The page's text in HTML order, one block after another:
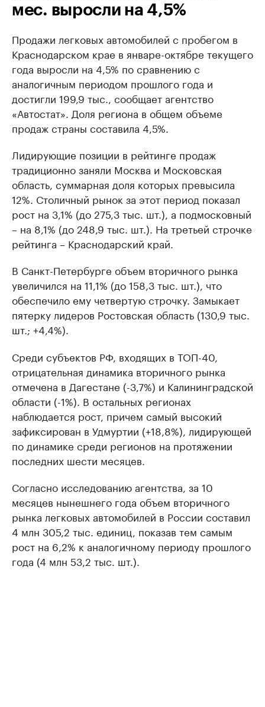
мес. выросли на 4,5%
Продажи легковых автомобилей с пробегом в
Краснодарском крае в январе-октябре текущего
года выросли на 4,5% по сравнению с
аналогичным периодом прошлого года и
достигли 199,9 тыс., сообщает агентство
«Автостат». Доля региона в общем объеме
продаж страны составила 4,5%.
Лидирующие позиции в рейтинге продаж
традиционно заняли Москва и Московская
область, суммарная доля которых превысила
12%. Столичный рынок за этот период показал
рост на 3,1% (до 275,3 тыс. шт.), а подмосковный
– на 8,1% (до 248,9 тыс. шт.). На третьей строчке
рейтинга – Краснодарский край.
В Санкт-Петербурге объем вторичного рынка
увеличился на 11,1% (до 158,3 тыс. шт.), что
обеспечило ему четвертую строчку. Замыкает
пятерку лидеров Ростовская область (130,9 тыс.
шт.; +4,4%).
Среди субъектов РФ, входящих в ТОП-40,
отрицательная динамика вторичного рынка
отмечена в Дагестане (-3,7%) и Калининградской
области (-1%). В остальных регионах
наблюдается рост, причем самый высокий
зафиксирован в Удмуртии (+18,8%), лидирующей
по динамике среди регионов на протяжении
последних шести месяцев.
Согласно исследованию агентства, за 10
месяцев нынешнего года объем вторичного
рынка легковых автомобилей в России составил
4 млн 305,2 тыс. единиц, показав тем самым
рост на 6,2% к аналогичному периоду прошлого
года (4 млн 53,2 тыс. шт.).